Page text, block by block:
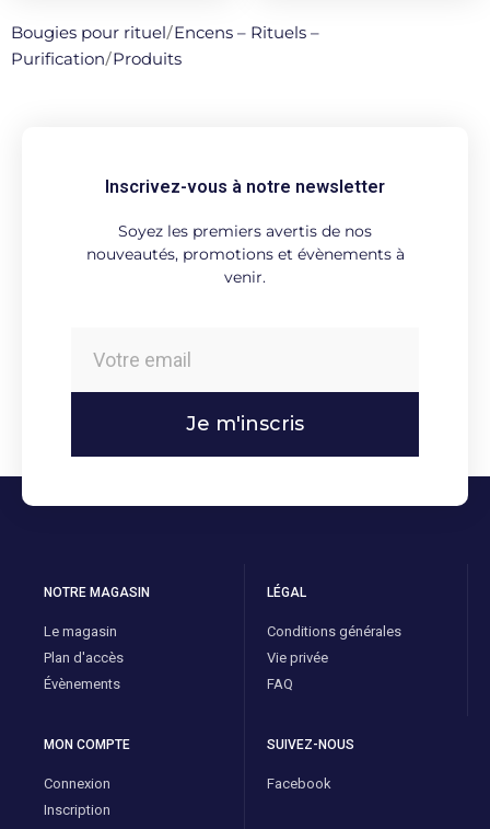
Bougies pour rituel/Encens – Rituels –
Purification/Produits
Inscrivez-vous à notre newsletter
Soyez les premiers avertis de nos
nouveautés, promotions et évènements à
venir.
Je m'inscris
NOTRE MAGASIN
Le magasin
Plan d'accès
Évènements
LÉGAL
Conditions générales
Vie privée
FAQ
MON COMPTE
Connexion
Inscription
SUIVEZ-NOUS
Facebook